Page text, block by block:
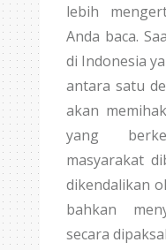
lebih
Anda baca.
di Indonesia
antara satu
akan
yang
masyarakat
dikendalikan
bahkan
secara